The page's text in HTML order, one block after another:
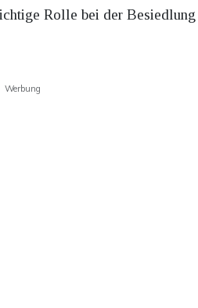
Rolle bei der Besiedlung
Werbung